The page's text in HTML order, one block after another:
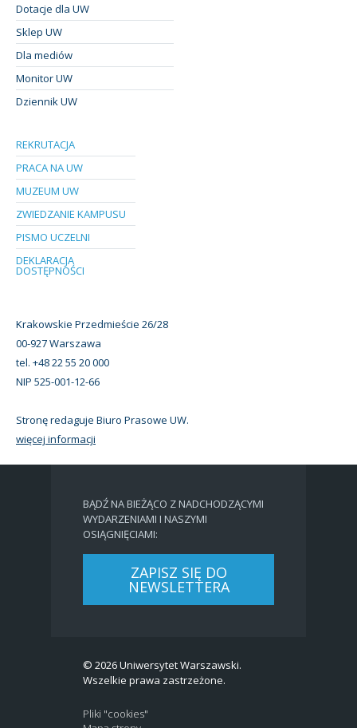
Dotacje dla UW
Sklep UW
Dla mediów
Monitor UW
Dziennik UW
REKRUTACJA
PRACA NA UW
MUZEUM UW
ZWIEDZANIE KAMPUSU
PISMO UCZELNI
DEKLARACJA
DOSTĘPNOŚCI
Krakowskie Przedmieście 26/28
00-927 Warszawa
tel. +48 22 55 20 000
NIP 525-001-12-66
Stronę redaguje Biuro Prasowe UW.
więcej informacji
BĄDŹ NA BIEŻĄCO Z NADCHODZĄCYMI
WYDARZENIAMI I NASZYMI
OSIĄGNIĘCIAMI:
ZAPISZ SIĘ DO
NEWSLETTERA
© 2026 Uniwersytet Warszawski.
Wszelkie prawa zastrzeżone.
Pliki "cookies"